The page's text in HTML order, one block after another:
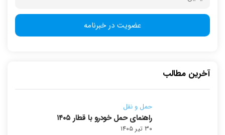
آخرین مطالب
حمل و نقل
راهنمای حمل خودرو با قطار ۱۴۰۵
۳۰ تیر ۱۴۰۵